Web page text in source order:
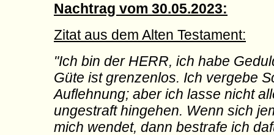
Nachtrag vom 30.05.2023:
Zitat aus dem Alten Testament:
"Ich bin der HERR, ich habe
Güte ist grenzenlos. Ich vergebe
Auflehnung; aber ich lasse nicht
ungestraft hingehen. Wenn sich
mich wendet, dann bestrafe ich